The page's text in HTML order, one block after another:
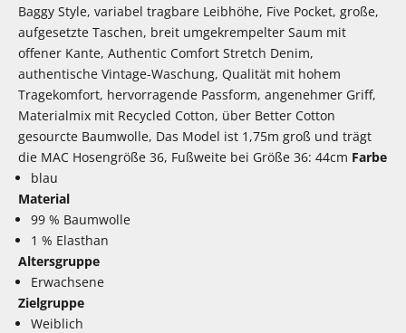
Baggy Style, variabel tragbare Leibhöhe, Five Pocket, große,
aufgesetzte Taschen, breit umgekrempelter Saum mit
offener Kante, Authentic Comfort Stretch Denim,
authentische Vintage-Waschung, Qualität mit hohem
Tragekomfort, hervorragende Passform, angenehmer Griff,
Materialmix mit Recycled Cotton, über Better Cotton
gesourcte Baumwolle, Das Model ist 1,75m groß und trägt
die MAC Hosengröße 36, Fußweite bei Größe 36: 44cm Farbe
blau
Material
99 % Baumwolle
1 % Elasthan
Altersgruppe
Erwachsene
Zielgruppe
Weiblich